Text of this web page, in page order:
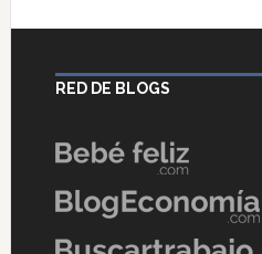
RED DE BLOGS